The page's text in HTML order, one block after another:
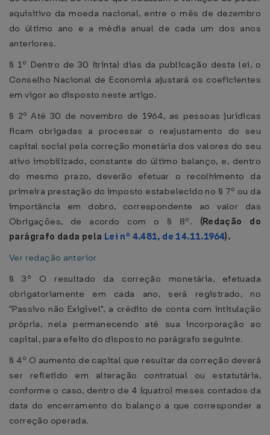
aquisitivo da moeda nacional, entre o mês de dezembro
do último ano e a média anual de cada um dos anos
anteriores.
§ 1º Dentro de 30 (trinta) dias da publicação desta lei, o
Conselho Nacional de Economia ajustará os coeficientes
em vigor ao disposto neste artigo.
§ 2º Até 30 de novembro de 1964, as pessoas jurídicas
ficam obrigadas a processar o reajustamento do seu
capital social pela correção monetária dos valores do seu
ativo imobilizado, constante do último balanço, e, dentro
do mesmo prazo, deverão efetuar o recolhimento da
primeira prestação do imposto estabelecido no § 7º ou da
importância em dobro, correspondente ao valor das
Obrigações, de acordo com o § 8º. (Redação do
parágrafo dada pela Lei nº 4.481, de 14.11.1964).
Ver redação anterior
§ 3º O resultado da correção monetária, efetuada
obrigatoriamente em cada ano, será registrado, no
"Passivo não Exigível", a crédito de conta com intitulação
própria, nela permanecendo até sua incorporação ao
capital, para efeito do disposto no parágrafo seguinte.
§ 4º O aumento de capital que resultar da correção deverá
ser refletido em alteração contratual ou estatutária,
conforme o caso, dentro de 4 (quatro) meses contados da
data do encerramento do balanço a que corresponder a
correção operada.